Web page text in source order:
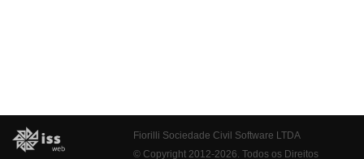
Fiorilli Sociedade Civil Software LTDA
© Copyright 2012-2026. Todos os Direitos